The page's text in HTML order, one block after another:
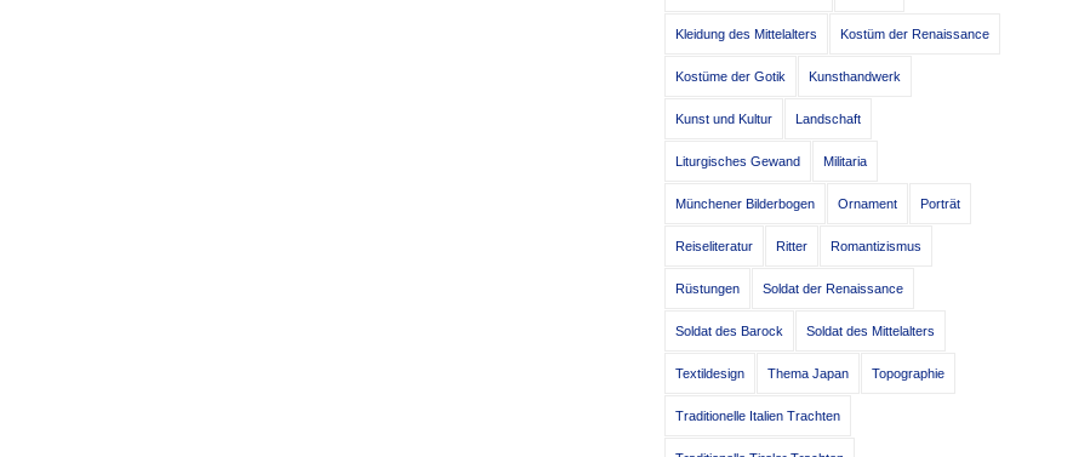
Kleidung des Mittelalters Kostüm der Renaissance
Kostüme der Gotik Kunsthandwerk
Kunst und Kultur Landschaft
Liturgisches Gewand Militaria
Münchener Bilderbogen Ornament Porträt
Reiseliteratur Ritter Romantizismus
Rüstungen Soldat der Renaissance
Soldat des Barock Soldat des Mittelalters
Textildesign Thema Japan Topographie
Traditionelle Italien Trachten